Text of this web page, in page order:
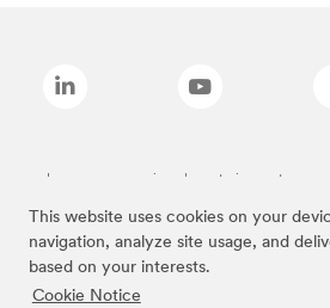
This website uses cookies on your
navigation, analyze site usage, and
based on your interests.
Cookie Notice
Las marcas mencionadas anteriormente son